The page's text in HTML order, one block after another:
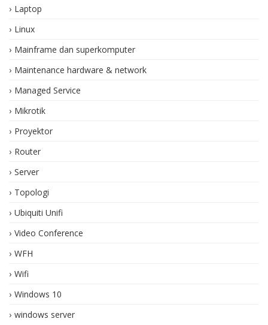
Laptop
Linux
Mainframe dan superkomputer
Maintenance hardware & network
Managed Service
Mikrotik
Proyektor
Router
Server
Topologi
Ubiquiti Unifi
Video Conference
WFH
Wifi
Windows 10
windows server